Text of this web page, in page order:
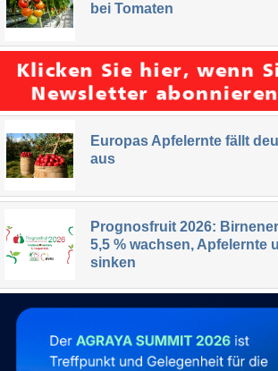
bei Tomaten
Europas Apfelernte fällt
aus
Prognosfruit 2026:
5,5 % wachsen, Apfelernte
sinken